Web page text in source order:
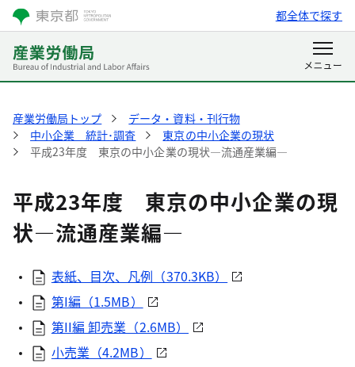
都全体で探す
産業労働局トップ
データ・資料・刊行物
中小企業 統計･調査
東京の中小企業の現状
平成23年度 東京の中小企業の現状―流通産業編―
平成23年度 東京の中小企業の現
状―流通産業編―
表紙、目次、凡例（370.3KB）
第I編（1.5MB）
第II編 卸売業（2.6MB）
小売業（4.2MB）